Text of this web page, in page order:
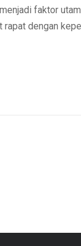
faktor
dengan